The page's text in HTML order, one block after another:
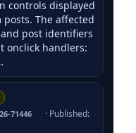
controls displayed
The affected
post identifiers
onclick handlers:
71446
· Published: